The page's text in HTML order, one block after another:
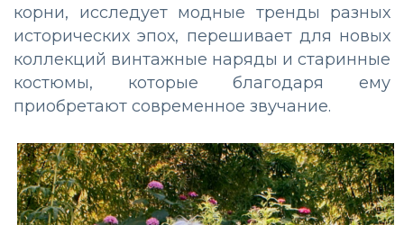
корни, исследует модные тренды разных
исторических эпох, перешивает для новых
коллекций винтажные наряды и старинные
костюмы, которые благодаря ему
приобретают современное звучание.